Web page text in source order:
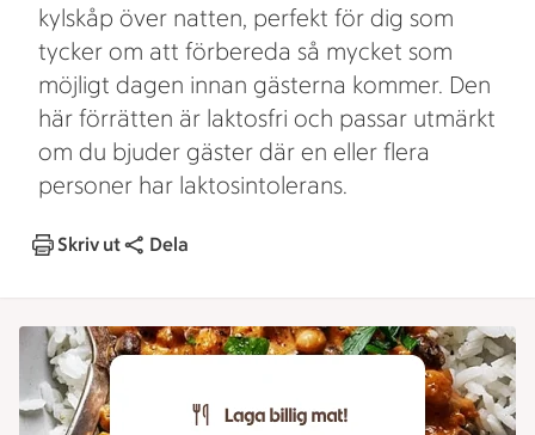
kylskåp över natten, perfekt för dig som
tycker om att förbereda så mycket som
möjligt dagen innan gästerna kommer. Den
här förrätten är laktosfri och passar utmärkt
om du bjuder gäster där en eller flera
personer har laktosintolerans.
Skriv ut Dela